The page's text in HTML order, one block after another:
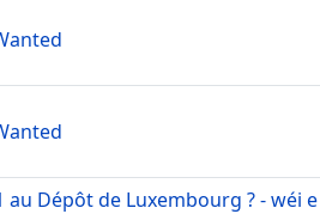
au Dépôt de Luxembourg ? - wéi e